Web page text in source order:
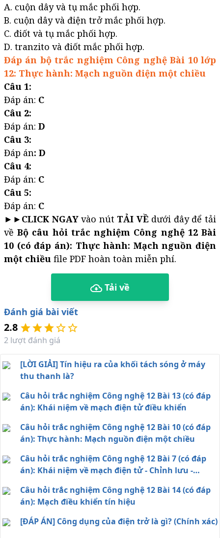
A. cuộn dây và tụ mắc phối hợp.
B. cuộn dây và điện trở mắc phối hợp.
C. điốt và tụ mắc phối hợp.
D. tranzito và điốt mắc phối hợp.
Đáp án bộ trắc nghiệm Công nghệ Bài 10 lớp
12: Thực hành: Mạch nguồn điện một chiều
Câu 1:
Đáp án: C
Câu 2:
Đáp án: D
Câu 3:
Đáp án: D
Câu 4:
Đáp án: C
Câu 5:
Đáp án: C
►► CLICK NGAYvào nút TẢI VỀdưới đây để tải
vềBộ câu hỏi trắc nghiệm Công nghệ 12 Bài
10 (có đáp án): Thực hành: Mạch nguồn điện
một chiều file PDF hoàn toàn miễn phí.
Tải về
Đánh giá bài viết
2.8
2 lượt đánh giá
[LỜI GIẢI] Tín hiệu ra của khối tách sóng ở máy
thu thanh là?
Câu hỏi trắc nghiệm Công nghệ 12 Bài 13 (có đáp
án): Khái niệm về mạch điện tử điều khiển
Câu hỏi trắc nghiệm Công nghệ 12 Bài 10 (có đáp
án): Thực hành: Mạch nguồn điện một chiều
Câu hỏi trắc nghiệm Công nghệ 12 Bài 7 (có đáp
án): Khái niệm về mạch điện tử - Chỉnh lưu -
Câu hỏi trắc nghiệm Công nghệ 12 Bài 14 (có đáp
án): Mạch điều khiển tín hiệu
[ĐÁP ÁN] Công dụng của điện trở là gì? (Chính xác)